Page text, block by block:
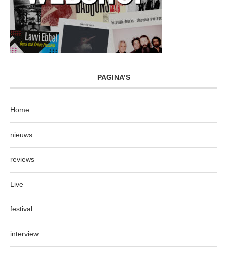
PAGINA’S
Home
nieuws
reviews
Live
festival
interview